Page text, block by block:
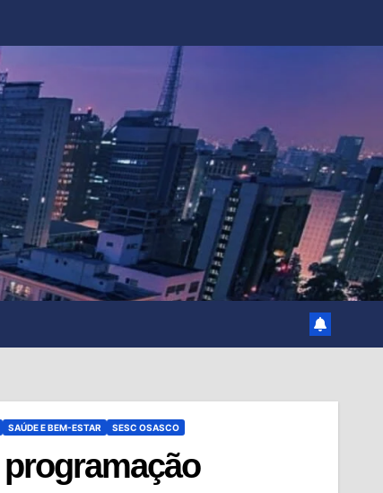
SAÚDE E BEM-ESTAR SESC OSASCO